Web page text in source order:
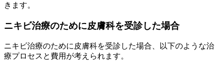
きます。
ニキビ治療のために皮膚科を受診した場合
ニキビ治療のために皮膚科を受診した場合、以下のような治
療プロセスと費用が考えられます。